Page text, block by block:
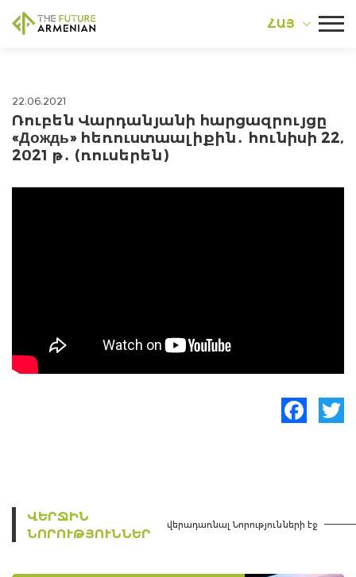
ՀԱՅ
22.06.2021
Ռուբեն Վարդանյանի հարցազրույցը
«Дождь» հեռուստաալիքին․ հունիսի 22,
2021 թ․ (ռուսերեն)
ՎԵՐՋԻՆ
ՆՈՐՈՒԹՅՈՒՆՆԵՐ
վերադառնալ Նորությունների էջ